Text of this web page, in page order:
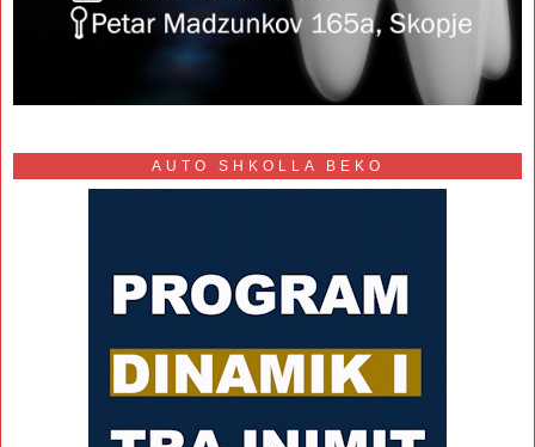
AUTO SHKOLLA BEKO